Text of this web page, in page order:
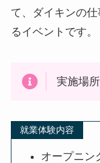
て、ダイキンの
るイベントです。
実施場
就業体験内容
オープニン